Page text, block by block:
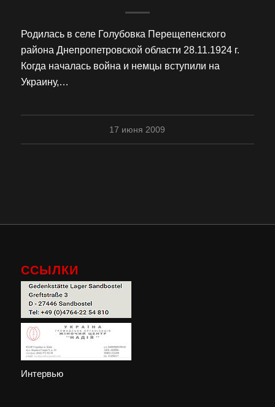
Родилась в селе Голубовка Перещепенского
района Днепропетровской области 28.11.1924 г.
Когда началась война и немцы вступили на
Украину,…
17 июня 2009
ССЫЛКИ
Интервью